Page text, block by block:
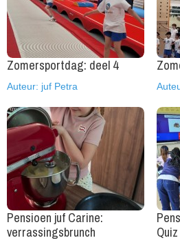
Zomersportdag: deel 4
Auteur: juf Petra
Pensioen juf Carine:
verrassingsbrunch
Quiz